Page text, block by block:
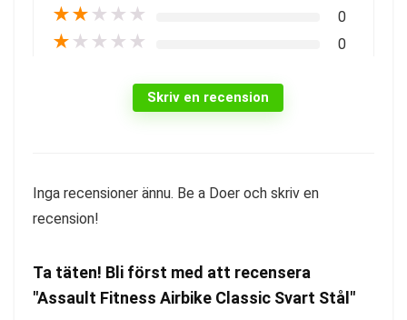
★★ ★ ★ ★ 0
★ ★ ★ ★ ★ 0
Skriv en recension
Inga recensioner ännu. Be a Doer och skriv en
recension!
Ta täten! Bli först med att recensera
"Assault Fitness Airbike Classic Svart Stål"